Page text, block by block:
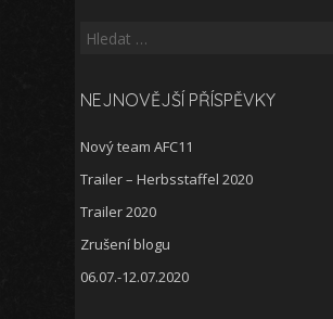
Vyhledávání
NEJNOVĚJŠÍ PŘÍSPĚVKY
Nový team AFC11
Trailer – Herbsstaffel 2020
Trailer 2020
Zrušení blogu
06.07.-12.07.2020